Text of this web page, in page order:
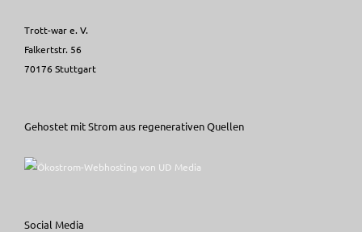
Trott-war e. V.
Falkertstr. 56
70176 Stuttgart
Gehostet mit Strom aus regenerativen Quellen
Social Media